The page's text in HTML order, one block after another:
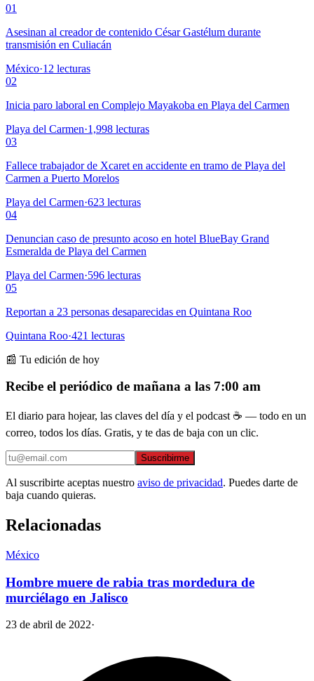
01
Asesinan al creador de contenido César Gastélum durante
transmisión en Culiacán
México·12 lecturas
02
Inicia paro laboral en Complejo Mayakoba en Playa del Carmen
Playa del Carmen·1,998 lecturas
03
Fallece trabajador de Xcaret en accidente en tramo de Playa del
Carmen a Puerto Morelos
Playa del Carmen·623 lecturas
04
Denuncian caso de presunto acoso en hotel BlueBay Grand
Esmeralda de Playa del Carmen
Playa del Carmen·596 lecturas
05
Reportan a 23 personas desaparecidas en Quintana Roo
Quintana Roo·421 lecturas
📰 Tu edición de hoy
Recibe el periódico de mañana a las 7:00 am
El diario para hojear, las claves del día y el podcast ☕ — todo en un
correo, todos los días. Gratis, y te das de baja con un clic.
Suscribirme
Al suscribirte aceptas nuestro aviso de privacidad. Puedes darte de
baja cuando quieras.
Relacionadas
México
Hombre muere de rabia tras mordedura de
murciélago en Jalisco
23 de abril de 2022·